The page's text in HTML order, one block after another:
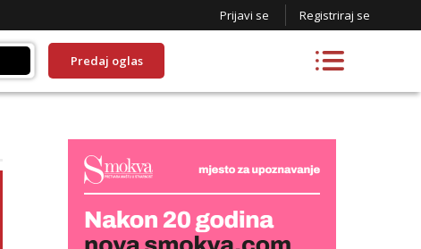
Prijavi se Registriraj se
Predaj oglas